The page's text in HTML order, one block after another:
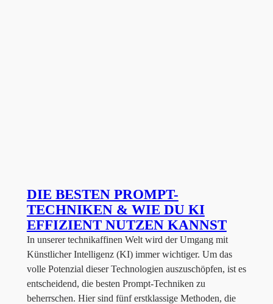
DIE BESTEN PROMPT-
TECHNIKEN & WIE DU KI
EFFIZIENT NUTZEN KANNST
In unserer technikaffinen Welt wird der Umgang mit
Künstlicher Intelligenz (KI) immer wichtiger. Um das
volle Potenzial dieser Technologien auszuschöpfen, ist es
entscheidend, die besten Prompt-Techniken zu
beherrschen. Hier sind fünf erstklassige Methoden, die